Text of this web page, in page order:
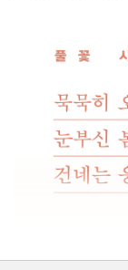
걸어가는 시인의
짧은 발 / 디딤돌 /
별이 아니다 / 서
유효한 것들 / 하
/ 하나 / 세 가지
에게 / 길·2 / 천국